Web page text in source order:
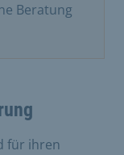
Beratung
für ihren